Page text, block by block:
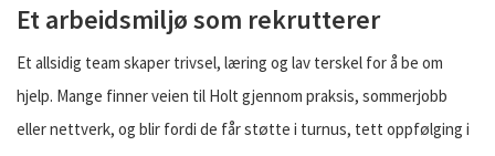
Et arbeidsmiljø som rekrutterer
Et allsidig team skaper trivsel, læring og lav terskel for å be om
hjelp. Mange finner veien til Holt gjennom praksis, sommerjobb
eller nettverk, og blir fordi de får støtte i turnus, tett oppfølging i